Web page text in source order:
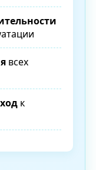
всех
к